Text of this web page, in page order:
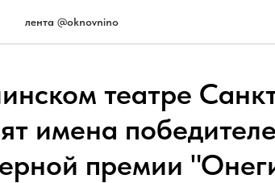
лента @oknovnino
театре
имена
премии